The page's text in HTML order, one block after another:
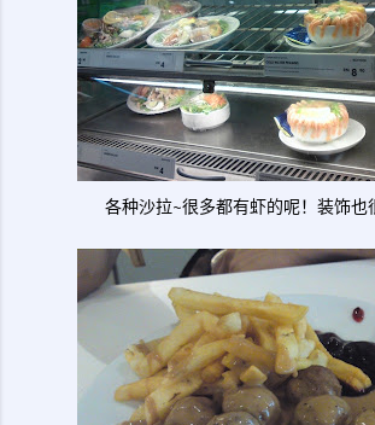
各种沙拉~很多都有虾的呢！装饰也